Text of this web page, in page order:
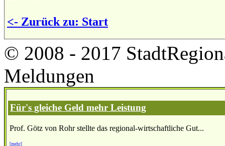
<- Zurück zu: Start
© 2008 - 2017
Meldungen
Für's gleiche Geld mehr Leistung
Prof. Götz von Rohr stellte das regional-wirtschaftliche Gut...
[mehr]